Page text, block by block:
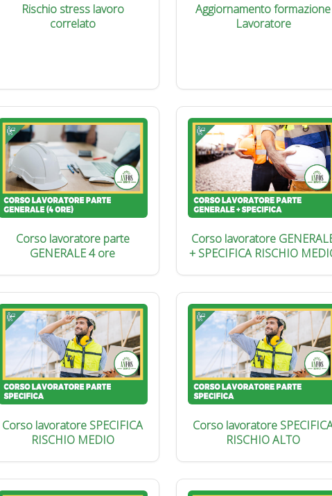
Rischio stress lavoro
correlato
Aggiornamento formazione
Lavoratore
Corso lavoratore parte
GENERALE 4 ore
Corso lavoratore
+ SPECIFICA RISCHIO
Corso lavoratore SPECIFICA
RISCHIO MEDIO
Corso lavoratore
RISCHIO ALTO